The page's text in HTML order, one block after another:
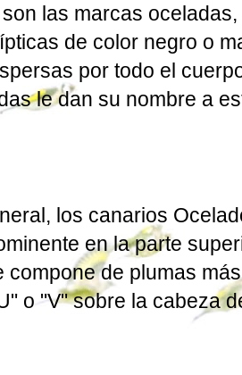
las marcas
de color negro o
por todo el
le dan su nombre a
los canarios
en la parte
compone de plumas
o "V" sobre la cabeza